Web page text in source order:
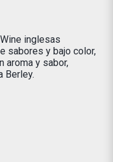
inglesas
sabores y bajo color,
aroma y sabor,
Berley.